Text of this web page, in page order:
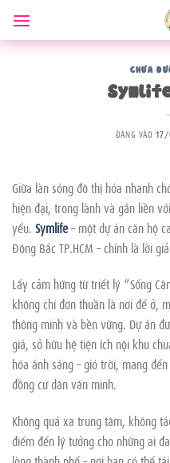
qua
nội
CHƯA
ĐĂNG VÀO 17/
Giữa làn sóng đô thị hóa nhanh
hiện đại, trong lành và gắn liền
yếu. Symlife– một dự án căn hộ
Đông Bắc TP.HCM – chính là lời
Lấy cảm hứng từ triết lý “Sống
không chỉ đơn thuần là nơi để ở,
thông minh và bền vững. Dự án
giá, sở hữu hệ tiện ích nội khu
hóa ánh sáng – gió trời, mang
đồng cư dân văn minh.
Không quá xa trung tâm, không
điểm đến lý tưởng cho những ai